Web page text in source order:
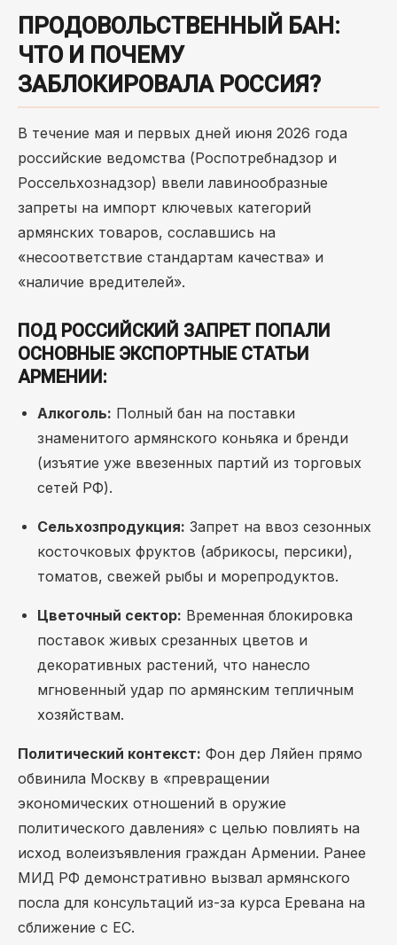
ПРОДОВОЛЬСТВЕННЫЙ БАН:
ЧТО И ПОЧЕМУ
ЗАБЛОКИРОВАЛА РОССИЯ?
В течение мая и первых дней июня 2026 года
российские ведомства (Роспотребнадзор и
Россельхознадзор) ввели лавинообразные
запреты на импорт ключевых категорий
армянских товаров, сославшись на
«несоответствие стандартам качества» и
«наличие вредителей».
ПОД РОССИЙСКИЙ ЗАПРЕТ ПОПАЛИ
ОСНОВНЫЕ ЭКСПОРТНЫЕ СТАТЬИ
АРМЕНИИ:
Алкоголь: Полный бан на поставки
знаменитого армянского коньяка и бренди
(изъятие уже ввезенных партий из торговых
сетей РФ).
Сельхозпродукция: Запрет на ввоз сезонных
косточковых фруктов (абрикосы, персики),
томатов, свежей рыбы и морепродуктов.
Цветочный сектор: Временная блокировка
поставок живых срезанных цветов и
декоративных растений, что нанесло
мгновенный удар по армянским тепличным
хозяйствам.
Политический контекст: Фон дер Ляйен прямо
обвинила Москву в «превращении
экономических отношений в оружие
политического давления» с целью повлиять на
исход волеизъявления граждан Армении. Ранее
МИД РФ демонстративно вызвал армянского
посла для консультаций из-за курса Еревана на
сближение с ЕС.